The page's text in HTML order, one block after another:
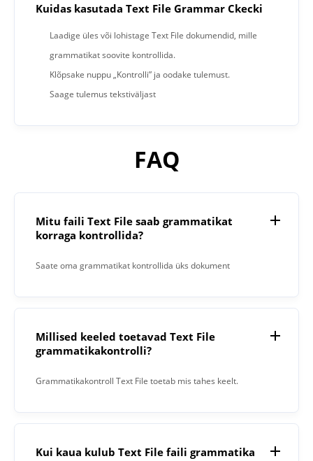
Kuidas kasutada Text File Grammar Ckecki
Laadige üles või lohistage Text File dokumendid, mille
grammatikat soovite kontrollida.
Klõpsake nuppu „Kontrolli” ja oodake tulemust.
Saage tulemus tekstiväljast
FAQ
Mitu faili Text File saab grammatikat
korraga kontrollida?
Saate oma grammatikat kontrollida üks dokument
Millised keeled toetavad Text File
grammatikakontrolli?
Grammatikakontroll Text File toetab mis tahes keelt.
Kui kaua kulub Text File faili grammatika